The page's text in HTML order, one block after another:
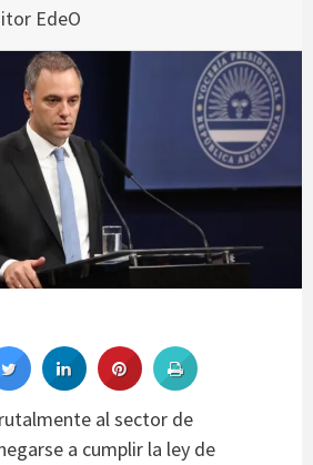
EdeO
al sector de
a cumplir la ley de